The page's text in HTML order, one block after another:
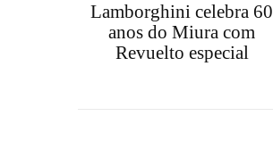
Lamborghini celebra 60
anos do Miura com
Revuelto especial